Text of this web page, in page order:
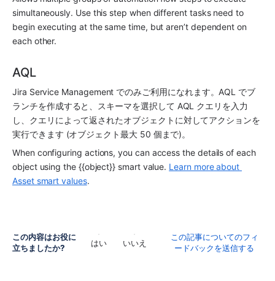
simultaneously. Use this step when different tasks need to
begin executing at the same time, but aren’t dependent on
each other.
AQL
Jira Service Management でのみご利用になれます。AQL でブ
ランチを作成すると、スキーマを選択して AQL クエリを入力
し、クエリによって返されたオブジェクトに対してアクションを
実行できます (オブジェクト最大 50 個まで)。
When configuring actions, you can access the details of each
object using the {{object}} smart value. Learn more about
Asset smart values.
この内容はお役に
立ちましたか?
はい いいえ
この記事についてのフィ
ードバックを送信する